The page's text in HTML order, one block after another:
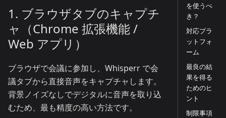
1. ブラウザタブのキャプチ
ャ（Chrome 拡張機能 /
Web アプリ）
ブラウザで会議に参加し、Whisperr で会
議タブから直接音声をキャプチャします。
背景ノイズなしでデジタルに音声を取り込
むため、最も精度の高い方法です。
を使うべ
き？
対応プラ
ットフォ
ーム
最良の結
果を得る
ためのヒ
ント
制限事項